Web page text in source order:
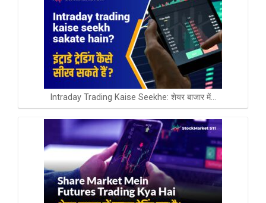
Intraday Trading Kaise Seekhe: शेयर बाजार में…